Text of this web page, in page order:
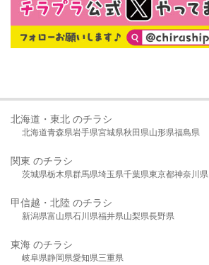
北海道・東北 のチラシ
北海道青森県岩手県宮城県秋田県山形県福島県
関東 のチラシ
茨城県栃木県群馬県埼玉県千葉県東京都神奈川県
甲信越・北陸 のチラシ
新潟県富山県石川県福井県山梨県長野県
東海 のチラシ
岐阜県静岡県愛知県三重県